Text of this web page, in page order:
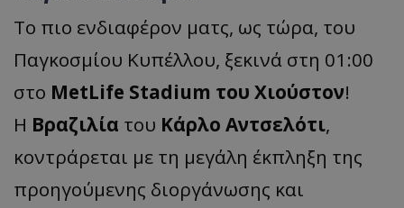
To πιο ενδιαφέρον ματς, ως τώρα, του
Παγκοσμίου Κυπέλλου, ξεκινά στη 01:00
στο MetLife Stadium του Χιούστον!
Η Βραζιλία του Κάρλο Αντσελότι,
κοντράρεται με τη μεγάλη έκπληξη της
προηγούμενης διοργάνωσης και